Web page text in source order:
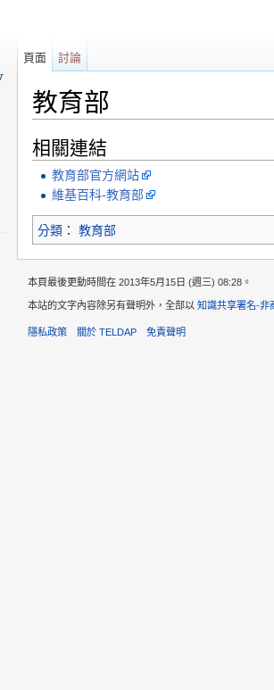
教育部
相關連結
教育部官方網站
維基百科-教育部
分類 ： 教育部
頁面 討論
本頁最後更動時間在 2013年5月15日 (週三) 08:28。
本站的文字內容除另有聲明外，全部以 知識共享署名-非
隱私政策 關於 TELDAP 免責聲明